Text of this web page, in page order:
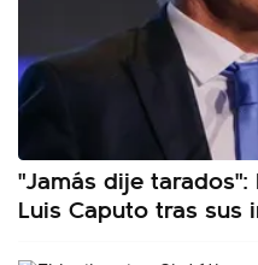
"Jamás dije
Luis Caputo tras sus